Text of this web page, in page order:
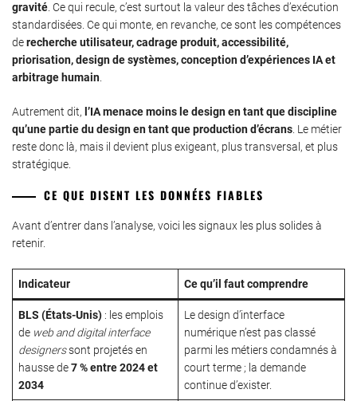
gravité. Ce qui recule, c’est surtout la valeur des tâches d’exécution
standardisées. Ce qui monte, en revanche, ce sont les compétences
derecherche utilisateur, cadrage produit, accessibilité,
priorisation, design de systèmes, conception d’expériences IA et
arbitrage humain.
Autrement dit, l’IA menace moins le design en tant que discipline
qu’une partie du design en tant que production d’écrans. Le métier
reste donc là, mais il devient plus exigeant, plus transversal, et plus
stratégique.
CE QUE DISENT LES DONNÉES FIABLES
Avant d’entrer dans l’analyse, voici les signaux les plus solides à
retenir.
Indicateur Ce qu’il faut comprendre
BLS (États-Unis) : les emplois
de web and digital interface
designerssont projetés en
hausse de7 % entre 2024 et
2034
Le design d’interface
numérique n’est pas classé
parmi les métiers condamnés à
court terme ; la demande
continue d’exister.